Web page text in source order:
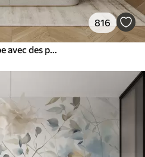
816